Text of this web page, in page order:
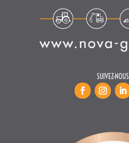
SUIVEZ-NOUS